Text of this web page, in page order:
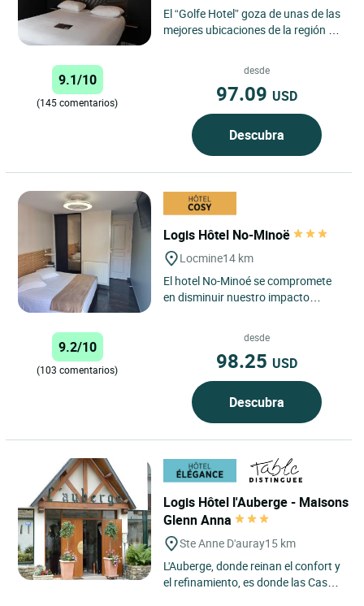
El “Golfe Hotel” goza de unas de las
mejores ubicaciones de la región de
9.1/10
(145 comentarios)
desde
97.09 USD
Descubra
Logis Hôtel No-Minoë
Locmine14 km
El hotel No-Minoé se compromete
en disminuir nuestro impacto
aerogeneradores...
9.2/10
(103 comentarios)
desde
98.25 USD
Descubra
Logis Hôtel l'Auberge - Maisons
Glenn Anna
Ste Anne D'auray15 km
L'Auberge, donde reinan el confort y
el refinamiento, es donde las Casas